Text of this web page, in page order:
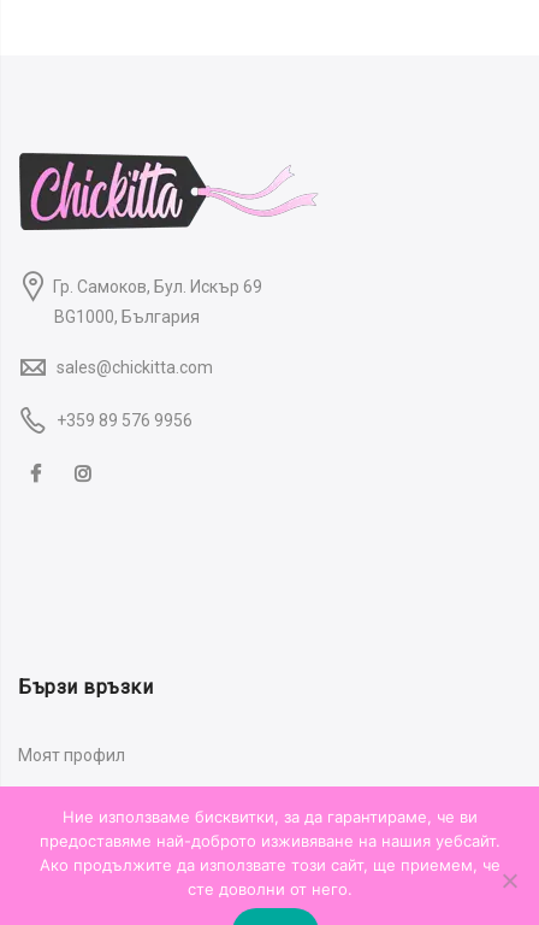
Гр. Самоков, Бул. Искър 69
BG1000, България
sales@chickitta.com
+359 89 576 9956
Бързи връзки
Моят профил
Таблица с размери
Ние използваме бисквитки, за да гарантираме, че ви
предоставяме най-доброто изживяване на нашия уебсайт.
Ако продължите да използвате този сайт, ще приемем, че
сте доволни от него.